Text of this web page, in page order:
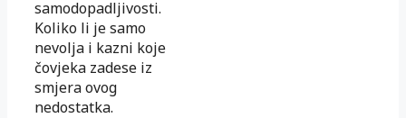
samodopadljivosti.
Koliko li je samo
nevolja i kazni koje
čovjeka zadese iz
smjera ovog
nedostatka.